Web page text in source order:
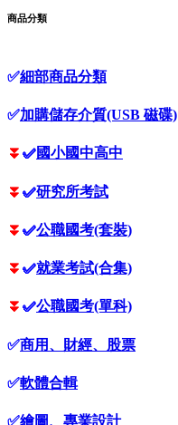
商品分類
✅細部商品分類
✅加購儲存介質(USB 磁碟)
⏬ ✅國小國中高中
⏬ ✅研究所考試
⏬ ✅公職國考(套裝)
⏬ ✅就業考試(合集)
⏬ ✅公職國考(單科)
✅商用、財經、股票
✅軟體合輯
✅繪圖、專業設計